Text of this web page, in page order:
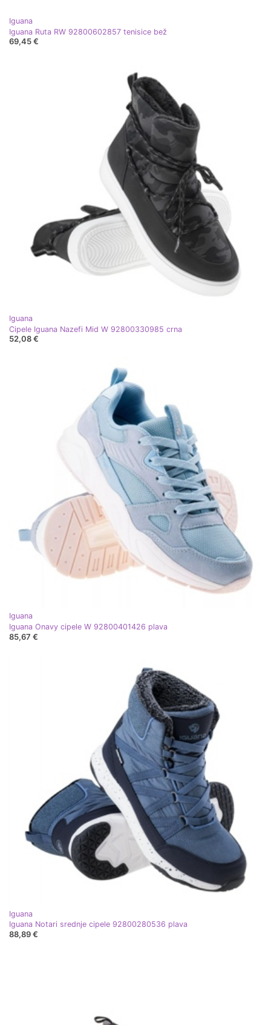
Iguana
Iguana Ruta RW 92800602857 tenisice bež
69,45 €
Iguana
Cipele Iguana Nazefi Mid W 92800330985 crna
52,08 €
Iguana
Iguana Onavy cipele W 92800401426 plava
85,67 €
Iguana
Iguana Notari srednje cipele 92800280536 plava
88,89 €